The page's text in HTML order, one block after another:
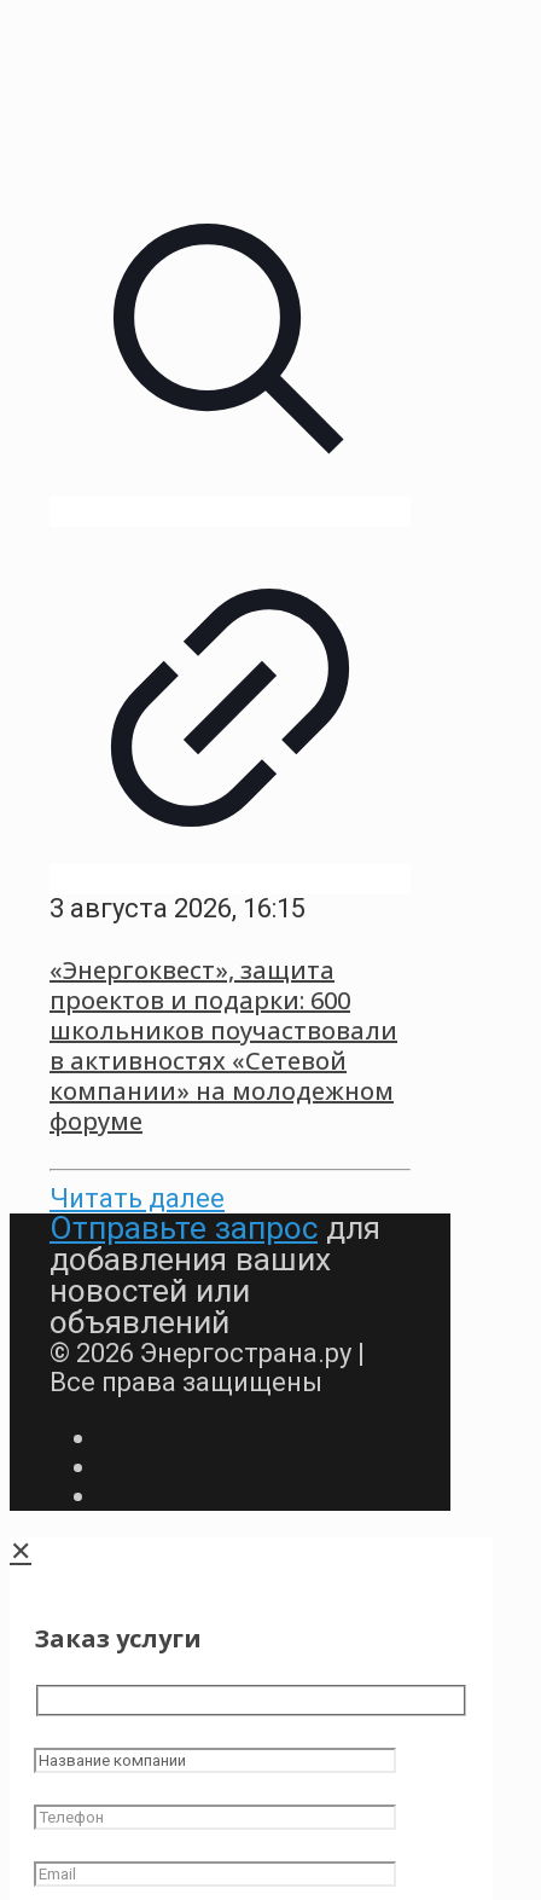
3 августа 2026, 16:15
«Энергоквест», защита
проектов и подарки: 600
школьников поучаствовали
в активностях «Сетевой
компании» на молодежном
форуме
Читать далее
Отправьте запрос для
добавления ваших
новостей или
объявлений
© 2026 Энергострана.ру |
Все права защищены
✕
Заказ услуги